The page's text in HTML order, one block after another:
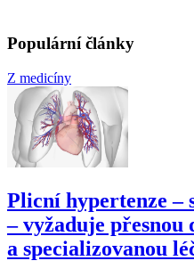
Populární články
Z medicíny
Plicní hypertenze –⁠
–⁠ vyžaduje přesnou
a specializovanou